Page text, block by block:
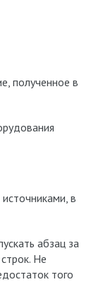
полученное в
в
абзац за
Не
того